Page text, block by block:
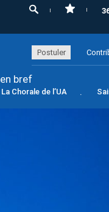
Postuler
en bref
La Chorale de l’UA